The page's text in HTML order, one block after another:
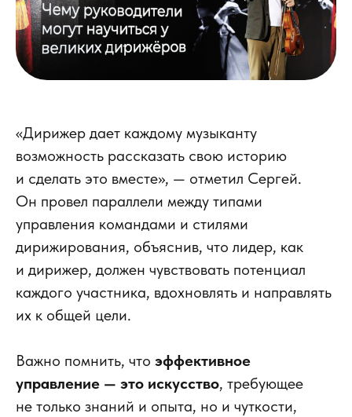
«Дирижер дает каждому музыканту
возможность рассказать свою историю
и сделать это вместе», — отметил Сергей.
Он провел параллели между типами
управления командами и стилями
дирижирования, объяснив, что лидер, как
и дирижер, должен чувствовать потенциал
каждого участника, вдохновлять и направлять
их к общей цели.
Важно помнить, что эффективное
управление — это искусство, требующее
не только знаний и опыта, но и чуткости,